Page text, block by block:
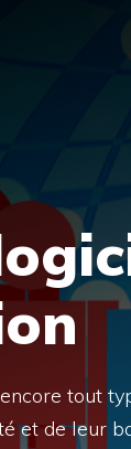
tout
et de leur